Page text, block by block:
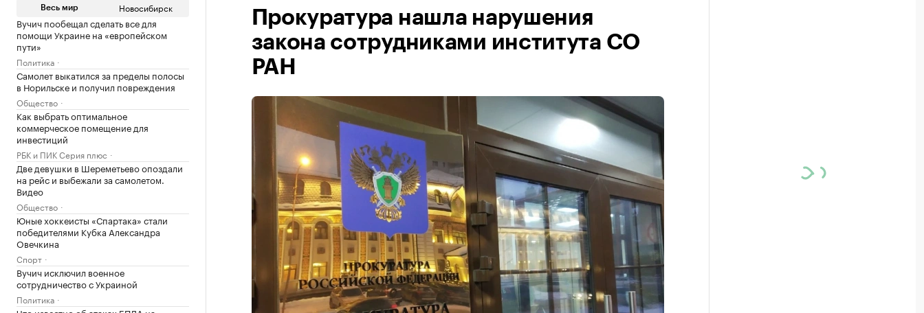
Весь мир Новосибирск
Вучич пообещал сделать все для
помощи Украине на «европейском
пути»
Политика
Самолет выкатился за пределы полосы
в Норильске и получил повреждения
Общество
Как выбрать оптимальное
коммерческое помещение для
инвестиций
РБК и ПИК Серия плюс
Две девушки в Шереметьево опоздали
на рейс и выбежали за самолетом.
Видео
Общество
Юные хоккеисты «Спартака» стали
победителями Кубка Александра
Овечкина
Спорт
Вучич исключил военное
сотрудничество с Украиной
Политика
Прокуратура нашла нарушения
закона сотрудниками института СО
РАН